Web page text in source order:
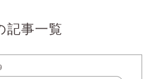
記事一覧